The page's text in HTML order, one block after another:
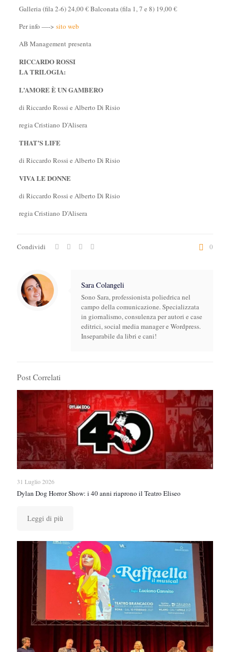
Galleria (fila 2-6) 24,00 € Balconata (fila 1, 7 e 8) 19,00 €
Per info —-> sito web
AB Management presenta
RICCARDO ROSSI
LA TRILOGIA:
L’AMORE È UN GAMBERO
di Riccardo Rossi e Alberto Di Risio
regia Cristiano D’Alisera
THAT’S LIFE
di Riccardo Rossi e Alberto Di Risio
VIVA LE DONNE
di Riccardo Rossi e Alberto Di Risio
regia Cristiano D’Alisera
Condividi 0
Sara Colangeli
Sono Sara, professionista poliedrica nel
campo della comunicazione. Specializzata
in giornalismo, consulenza per autori e case
editrici, social media manager e Wordpress.
Inseparabile da libri e cani!
Post Correlati
31 Luglio 2026
Dylan Dog Horror Show: i 40 anni riaprono il Teatro Eliseo
Leggi di più